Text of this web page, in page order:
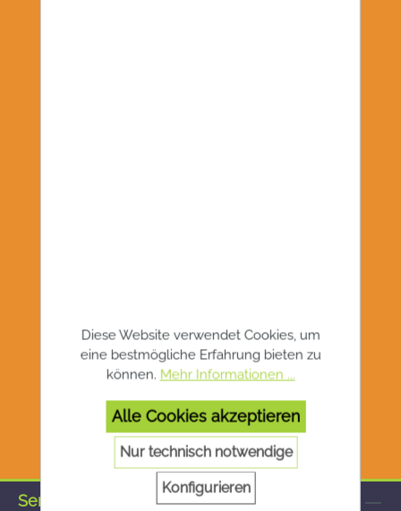
Service-Hotline
Diese Website verwendet Cookies, um
eine bestmögliche Erfahrung bieten zu
können. Mehr Informationen ...
Alle Cookies akzeptieren
Nur technisch notwendige
Konfigurieren